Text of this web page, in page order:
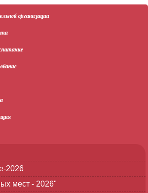
организации
2026
мест - 2026"